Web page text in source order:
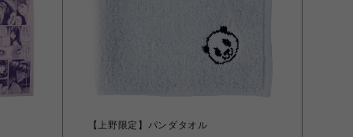
【上野限定】パンダタオル